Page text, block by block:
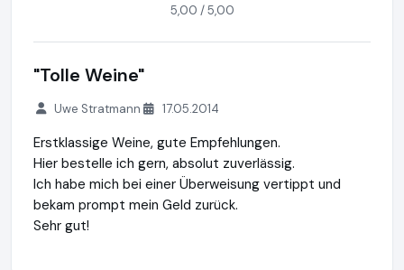
5,00 / 5,00
"Tolle Weine"
Uwe Stratmann 17.05.2014
Erstklassige Weine, gute Empfehlungen.
Hier bestelle ich gern, absolut zuverlässig.
Ich habe mich bei einer Überweisung vertippt und
bekam prompt mein Geld zurück.
Sehr gut!